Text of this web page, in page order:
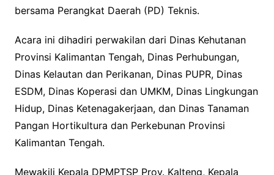
bersama Perangkat Daerah (PD) Teknis.
Acara ini dihadiri perwakilan dari Dinas Kehutanan
Provinsi Kalimantan Tengah, Dinas Perhubungan,
Dinas Kelautan dan Perikanan, Dinas PUPR, Dinas
ESDM, Dinas Koperasi dan UMKM, Dinas Lingkungan
Hidup, Dinas Ketenagakerjaan, dan Dinas Tanaman
Pangan Hortikultura dan Perkebunan Provinsi
Kalimantan Tengah.
Mewakili Kepala DPMPTSP Prov. Kalteng, Kepala